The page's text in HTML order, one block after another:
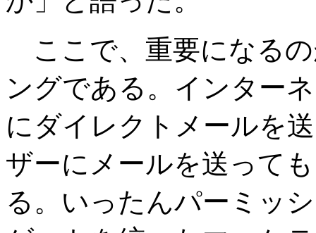
ここで、重要になる
ングである。インター
にダイレクトメールを
ザーにメールを送って
る。いったんパーミッ